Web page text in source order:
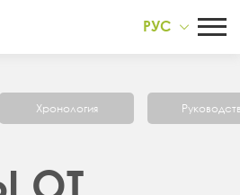
РУС
Хронология
ОТ